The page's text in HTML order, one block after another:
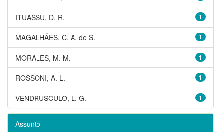
1
ITUASSU, D. R.
1
MAGALHÃES, C. A. de S.
1
MORALES, M. M.
1
ROSSONI, A. L.
1
VENDRUSCULO, L. G.
Assunto